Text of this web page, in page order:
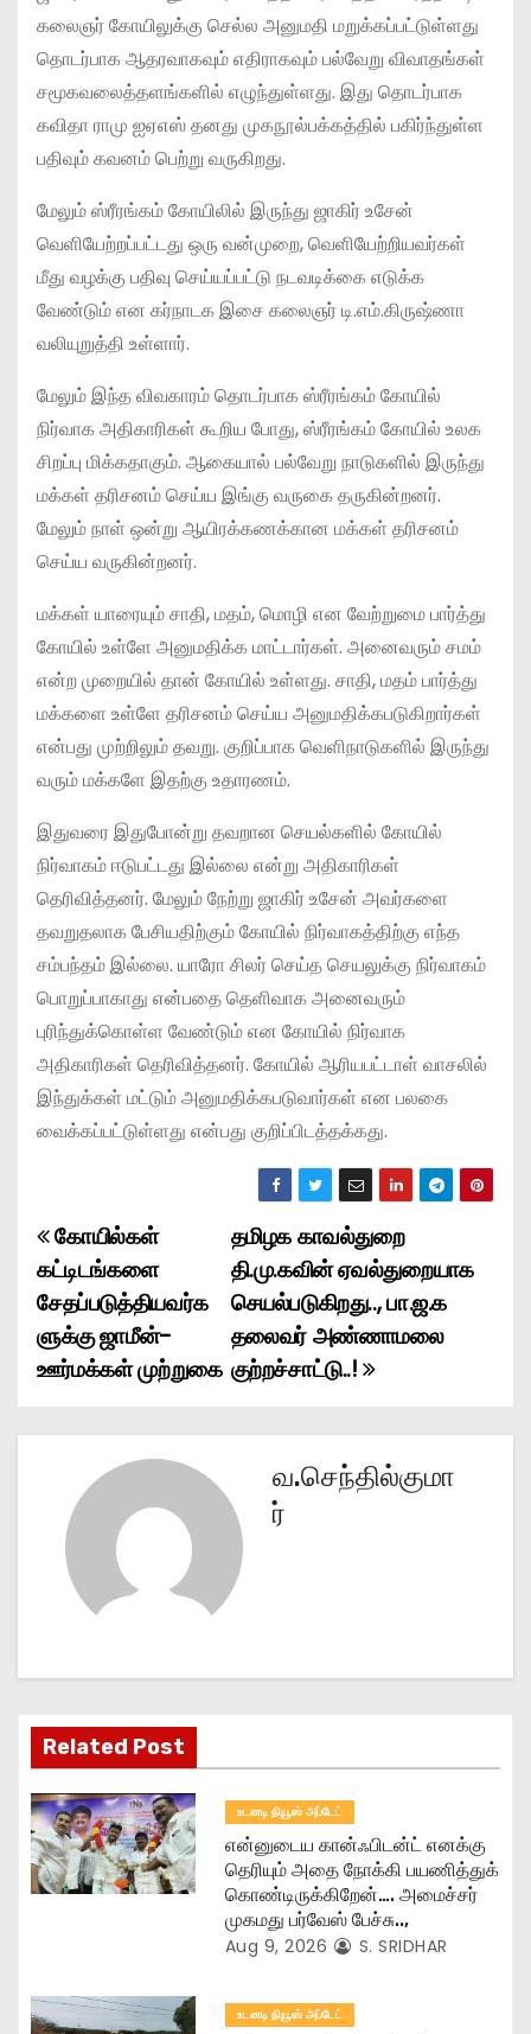
கலைஞர் கோயிலுக்கு செல்ல அனுமதி மறுக்கப்பட்டுள்ளது
தொடர்பாக ஆதரவாகவும் எதிராகவும் பல்வேறு விவாதங்கள்
சமூகவலைத்தளங்களில் எழுந்துள்ளது. இது தொடர்பாக
கவிதா ராமு ஐஏஎஸ் தனது முகநூல்பக்கத்தில் பகிர்ந்துள்ள
பதிவும் கவனம் பெற்று வருகிறது.
மேலும் ஸ்ரீரங்கம் கோயிலில் இருந்து ஜாகிர் உசேன்
வெளியேற்றப்பட்டது ஒரு வன்முறை, வெளியேற்றியவர்கள்
மீது வழக்கு பதிவு செய்யப்பட்டு நடவடிக்கை எடுக்க
வேண்டும் என கர்நாடக இசை கலைஞர் டி.எம்.கிருஷ்ணா
வலியுறுத்தி உள்ளார்.
மேலும் இந்த விவகாரம் தொடர்பாக ஸ்ரீரங்கம் கோயில்
நிர்வாக அதிகாரிகள் கூறிய போது, ஸ்ரீரங்கம் கோயில் உலக
சிறப்பு மிக்கதாகும். ஆகையால் பல்வேறு நாடுகளில் இருந்து
மக்கள் தரிசனம் செய்ய இங்கு வருகை தருகின்றனர்.
மேலும் நாள் ஒன்று ஆயிரக்கணக்கான மக்கள் தரிசனம்
செய்ய வருகின்றனர்.
மக்கள் யாரையும் சாதி, மதம், மொழி என வேற்றுமை பார்த்து
கோயில் உள்ளே அனுமதிக்க மாட்டார்கள். அனைவரும் சமம்
என்ற முறையில் தான் கோயில் உள்ளது. சாதி, மதம் பார்த்து
மக்களை உள்ளே தரிசனம் செய்ய அனுமதிக்கபடுகிறார்கள்
என்பது முற்றிலும் தவறு. குறிப்பாக வெளிநாடுகளில் இருந்து
வரும் மக்களே இதற்கு உதாரணம்.
இதுவரை இதுபோன்று தவறான செயல்களில் கோயில்
நிர்வாகம் ஈடுபட்டது இல்லை என்று அதிகாரிகள்
தெரிவித்தனர். மேலும் நேற்று ஜாகிர் உசேன் அவர்களை
தவறுதலாக பேசியதிற்கும் கோயில் நிர்வாகத்திற்கு எந்த
சம்பந்தம் இல்லை. யாரோ சிலர் செய்த செயலுக்கு நிர்வாகம்
பொறுப்பாகாது என்பதை தெளிவாக அனைவரும்
புரிந்துக்கொள்ள வேண்டும் என கோயில் நிர்வாக
அதிகாரிகள் தெரிவித்தனர். கோயில் ஆரியபட்டாள் வாசலில்
இந்துக்கள் மட்டும் அனுமதிக்கபடுவார்கள் என பலகை
வைக்கப்பட்டுள்ளது என்பது குறிப்பிடத்தக்கது.
P
o
s
n
a
t
i
o
n
தமிழக காவல்துறை
தி.மு.கவின் ஏவல்துறையாக
செயல்படுகிறது.., பா.ஜ.க
தலைவர் அண்ணாமலை
குற்றச்சாட்டு..!
கோயில்கள்
கட்டிடங்களை
சேதப்படுத்தியவர்க
ளுக்கு ஜாமீன்-
ஊர்மக்கள் முற்றுகை
வ.செந்தில்குமா
ர்
Related Post
உடனடி நியூஸ் அப்டேட்
என்னுடைய கான்ஃபிடன்ட் எனக்கு
தெரியும் அதை நோக்கி பயணித்துக்
கொண்டிருக்கிறேன்…. அமைச்சர்
முகமது பர்வேஸ் பேச்சு..,
Aug 9, 2026 S. SRIDHAR
உடனடி நியூஸ் அப்டேட்